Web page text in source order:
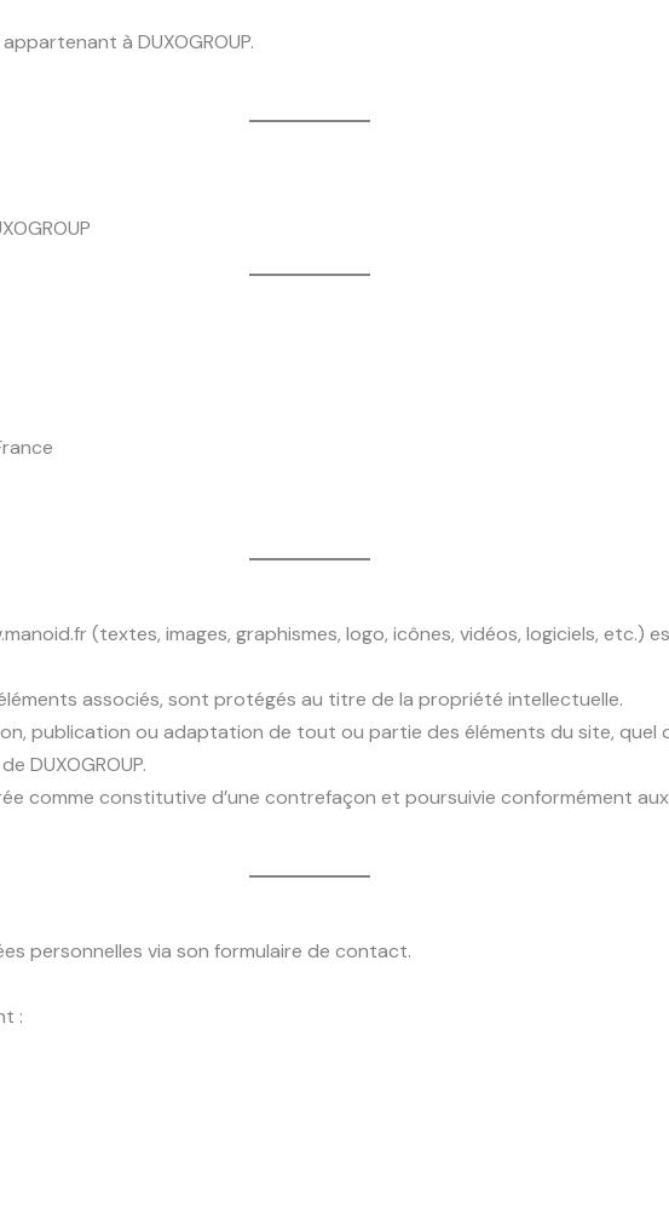
à DUXOGROUP.
(textes, images, graphismes, logo, icônes, vidéos, logiciels, etc.)
associés, sont protégés au titre de la propriété intellectuelle.
publication ou adaptation de tout ou partie des éléments du site, quel
DUXOGROUP.
comme constitutive d’une contrefaçon et poursuivie conformément
personnelles via son formulaire de contact.
: